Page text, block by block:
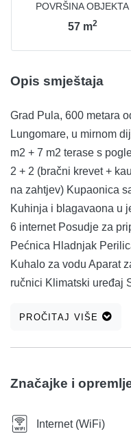
POVRŠINA OBJEKTA
57 m2
Opis smještaja
Grad Pula, 600 metara
Lungomare, u mirnom
m2 + 7 m2 terase s
2 + 2 (bračni krevet +
na zahtjev) Kupaonica
Kuhinja i blagavaona u
6 internet Posudje za
Pećnica Hladnjak Perilica suđa Mikrovalna pećnica
Kuhalo za vodu Aparat
ručnici Klimatski uređaj
Kućni ljubimci nisu
PROČITAJ VIŠE
Značajke i
Internet (WiFi)